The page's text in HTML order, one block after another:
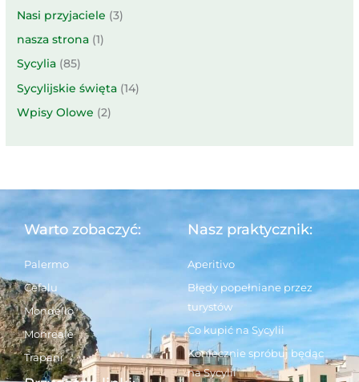
Nasi przyjaciele (3)
nasza strona (1)
Sycylia (85)
Sycylijskie święta (14)
Wpisy Olowe (2)
Warto zobaczyć:
Palermo
Cefalu
Mondello
Monreale
Trapani
Nasz praktycznik:
Aperitivo
Błędy popełniane przez
turystów
Co kupić na Sycylii
Koniecznie spróbuj będąc
na Sycylii